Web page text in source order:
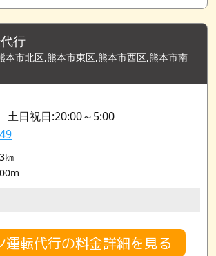
行
本市北区,熊本市東区,熊本市西区,熊本市南
土日祝日:20:00～5:00
㎞
運転代行の料金詳細を見る